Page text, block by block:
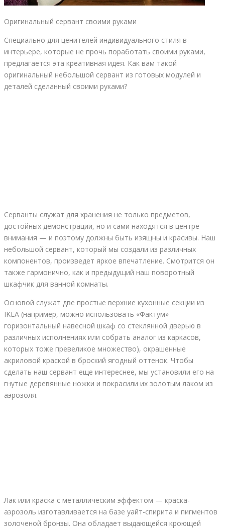
Оригинальный сервант своими руками
Специально для ценителей индивидуального стиля в
интерьере, которые не прочь поработать своими руками,
предлагается эта креативная идея. Как вам такой
оригинальный небольшой сервант из готовых модулей и
деталей сделанный своими руками?
Серванты служат для хранения не только предметов,
достойных демонстрации, но и сами находятся в центре
внимания — и поэтому должны быть изящны и красивы. Наш
небольшой сервант, который мы создали из различных
компонентов, произведет яркое впечатление. Смотрится он
также гармонично, как и предыдущий наш поворотный
шкафчик для ванной комнаты.
Основой служат две простые верхние кухонные секции из
IKEA (например, можно использовать «Фактум»
горизонтальный навесной шкаф со стеклянной дверью в
различных исполнениях или собрать аналог из каркасов,
которых тоже превеликое множество), окрашенные
акриловой краской в броский ягодный оттенок. Чтобы
сделать наш сервант еще интереснее, мы установили его на
гнутые деревянные ножки и покрасили их золотым лаком из
аэрозоля.
Лак или краска с металлическим эффектом — краска-
аэрозоль изготавливается на базе уайт-спирита и пигментов
золоченой бронзы. Она обладает выдающейся кроющей